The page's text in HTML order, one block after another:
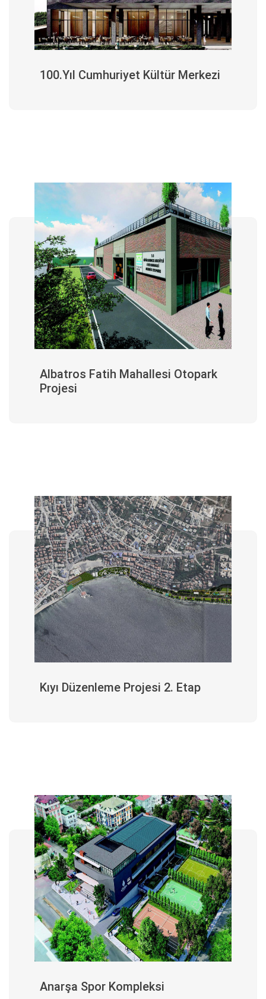
100.Yıl Cumhuriyet Kültür Merkezi
Albatros Fatih Mahallesi Otopark
Projesi
Kıyı Düzenleme Projesi 2. Etap
Anarşa Spor Kompleksi